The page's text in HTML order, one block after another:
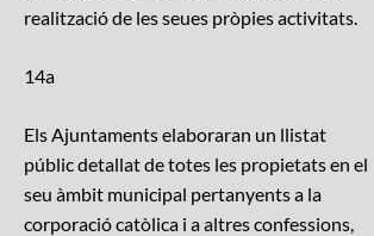
realització de les seues pròpies activitats.
14a
Els Ajuntaments elaboraran un llistat
públic detallat de totes les propietats en el
seu àmbit municipal pertanyents a la
corporació catòlica i a altres confessions,